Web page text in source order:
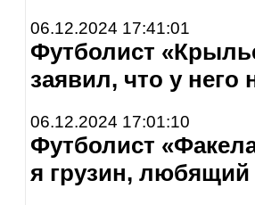
06.12.2024 17:41:01
Футболист
заявил, что у него
06.12.2024 17:01:10
Футболист
я грузин,